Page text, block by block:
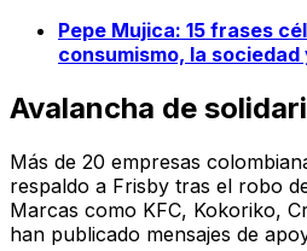
Pepe Mujica: 15 frases
consumismo, la
Avalancha de
Más de 20 empresas
respaldo a Frisby tras el robo
Marcas como KFC, Kokoriko,
han publicado mensajes de